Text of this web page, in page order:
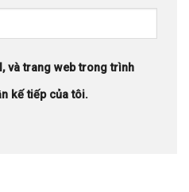
và trang web trong trình
kế tiếp của tôi.